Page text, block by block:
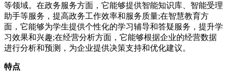
等领域。在政务服务方面，它能够提供智能知识库、智能受理
助手等服务，提高政务工作效率和服务质量;在智慧教育方
面，它能够为学生提供个性化的学习辅导和答疑服务，提升学
习效果和兴趣;在经营分析方面，它能够根据企业的经营数据
进行分析和预测，为企业提供决策支持和优化建议。
特点